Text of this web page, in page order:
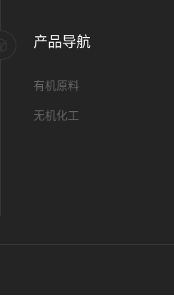
产品导航
有机原料
无机化工